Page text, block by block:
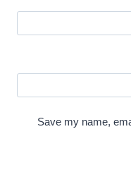
Save my name,